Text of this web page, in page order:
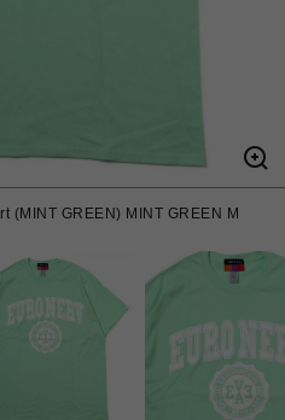
(MINT GREEN) MINT GREEN M